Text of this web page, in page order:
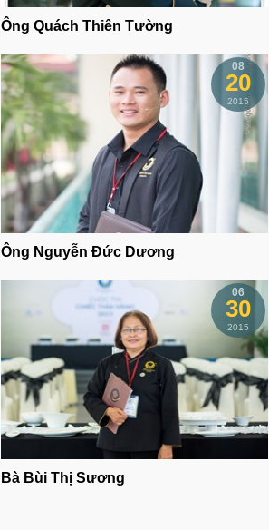
Ông Quách Thiên Tường
08
20
2015
Ông Nguyễn Đức Dương
06
30
2015
Bà Bùi Thị Sương